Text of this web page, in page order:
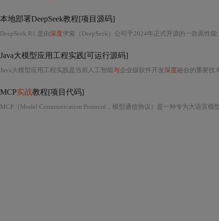
本地部署DeepSeek教程[项目源码]
DeepSeek R1 是由深度求索（DeepSeek）公司于2024年正式开源的一款高性
Java大模型应用工程实践[可运行源码]
Java大模型应用工程实践是当前人工智能与企业级软件开发深度融合的重要技
MCP实战教程[项目代码]
MCP（Model Communication Protocol，模型通信协议）是一种专为大语言模